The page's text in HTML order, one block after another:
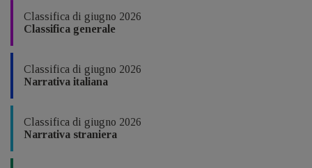
Classifica di giugno 2026
Classifica generale
Classifica di giugno 2026
Narrativa italiana
Classifica di giugno 2026
Narrativa straniera